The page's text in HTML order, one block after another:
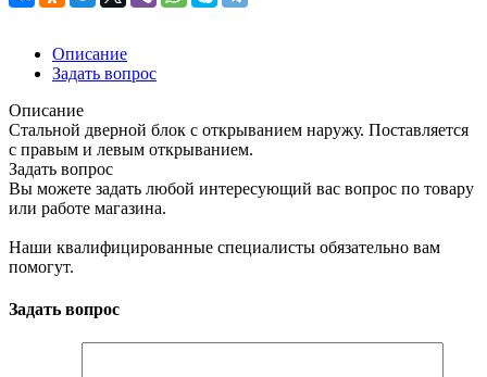
Описание
Задать вопрос
Описание
Стальной дверной блок с открыванием наружу. Поставляется
с правым и левым открыванием.
Задать вопрос
Вы можете задать любой интересующий вас вопрос по товару
или работе магазина.
Наши квалифицированные специалисты обязательно вам
помогут.
Задать вопрос